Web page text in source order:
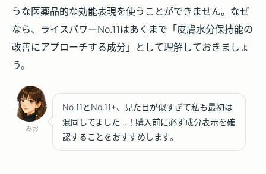
うな医薬品的な効能表現を使うことができません。なぜ
なら、ライスパワーNo.11はあくまで「皮膚水分保持能の
改善にアプローチする成分」として理解しておきましょ
う。
みお
No.11とNo.11+、見た目が似すぎて私も最初は
混同してました…！購入前に必ず成分表示を確
認することをおすすめします。